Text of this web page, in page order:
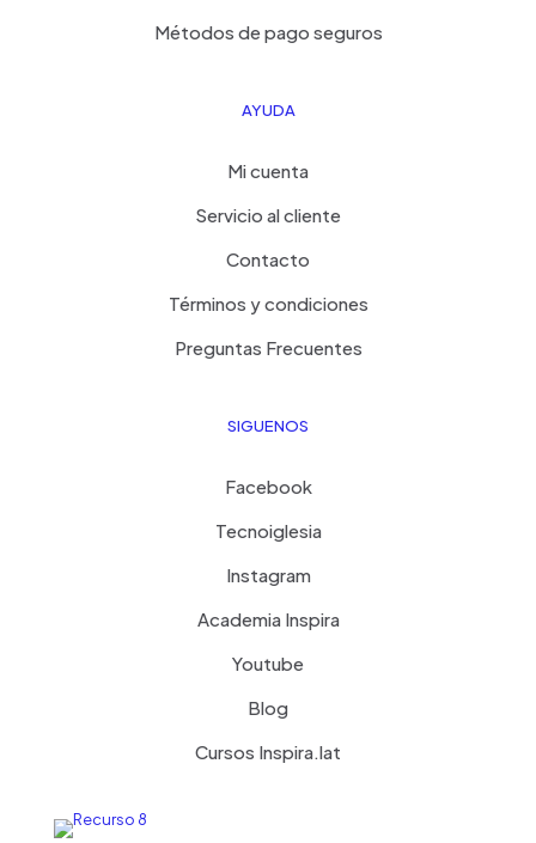
Métodos de pago seguros
AYUDA
Mi cuenta
Servicio al cliente
Contacto
Términos y condiciones
Preguntas Frecuentes
SIGUENOS
Facebook
Tecnoiglesia
Instagram
Academia Inspira
Youtube
Blog
Cursos Inspira.lat